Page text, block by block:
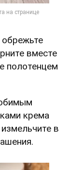
вместе
полотенцем
крема
в